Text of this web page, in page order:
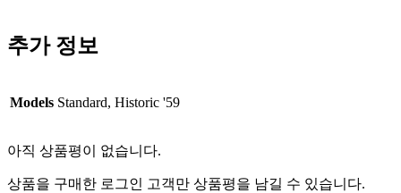
추가 정보
Models Standard, Historic '59
아직 상품평이 없습니다.
상품을 구매한 로그인 고객만 상품평을 남길 수 있습니다.